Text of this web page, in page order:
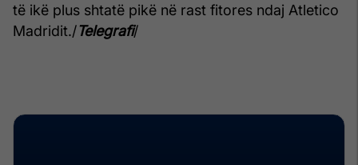
të ikë plus shtatë pikë në rast fitores ndaj Atletico
Madridit./Telegrafi/